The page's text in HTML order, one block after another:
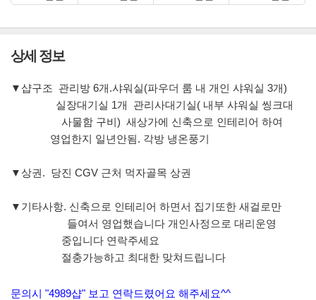
상세 정보
▼샵구조 관리방 6개.샤워실(파우더 룸 내 개인 샤워실 3개)
실장대기실 1개 관리사대기실( 내부 샤워실 씽크대
사물함 구비) 새상가에 신축으로 인테리어 하여
영업한지 일년안됨. 각방 냉온풍기
▼상권. 당진 CGV 근처 먹자골목 상권
▼기타사항. 신축으로 인테리어 하면서 집기또한 새걸로만
들여서 영업했습니다 개인사정으로 대리운영
중입니다 연락주세요
절충가능하고 최대한 맞쳐드립니다
문의시 "4989샵" 보고 연락드렸어요 해주세요^^